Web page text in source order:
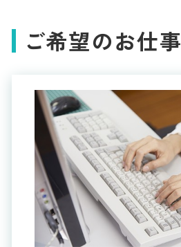
ご希望のお仕事